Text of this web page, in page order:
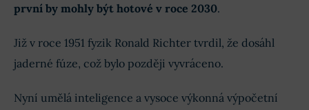
první by mohly být hotové v roce 2030.
Již v roce 1951 fyzik Ronald Richter tvrdil, že dosáhl
jaderné fúze, což bylo později vyvráceno.
Nyní umělá inteligence a vysoce výkonná výpočetní